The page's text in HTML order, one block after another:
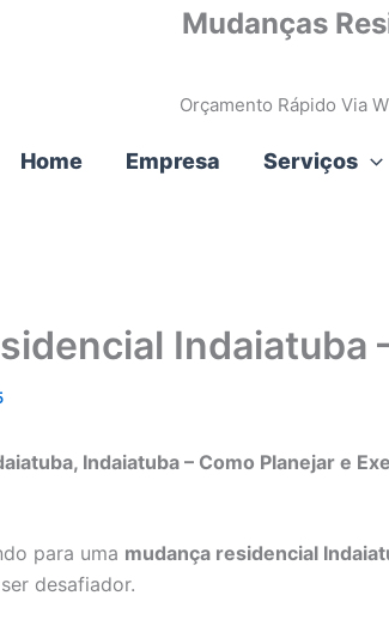
Mudanças
Orçamento Rápido Via
Home Empresa Serviços
Indaiatuba
Indaiatuba – Como Planejar e
para uma mudança residencial
desafiador.